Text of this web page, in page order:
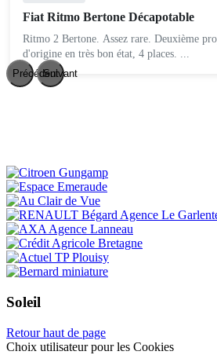
Fiat Ritmo Bertone Décapotable
Ritmo 2 Bertone. Assez rare. Deuxième
d'origine en très bon état, 4 places. ...
PrécédentSuivant
Soleil
Retour haut de page
Choix utilisateur pour les Cookies